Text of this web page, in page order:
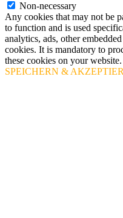
Non-necessary
Any cookies that may not be
to function and is used
analytics, ads, other
cookies. It is mandatory to
these cookies on your website.
SPEICHERN &